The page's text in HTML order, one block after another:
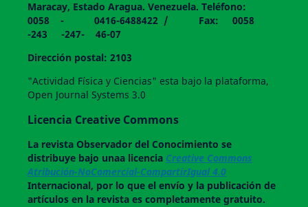
Maracay, Estado Aragua. Venezuela. Teléfono:
0058 - 0416-6488422 / Fax: 0058
-243 -247- 46-07
Dirección postal: 2103
"Actividad Física y Ciencias" esta bajo la plataforma,
Open Journal Systems 3.0
Licencia Creative Commons
La revistaObservador del Conocimiento se
distribuye bajo unaa licencia Creative Commons
Atribución-NoComercial-CompartirIgual 4.0
Internacional, por lo que el envío y la publicación de
artículos en la revista es completamente gratuito.